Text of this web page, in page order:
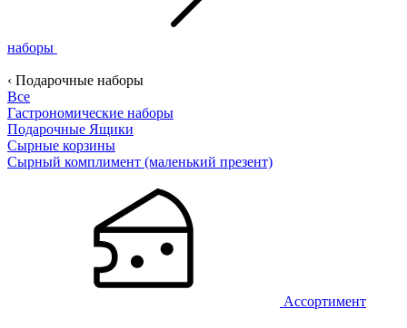
наборы
‹ Подарочные наборы
Все
Гастрономические наборы
Подарочные Ящики
Сырные корзины
Сырный комплимент (маленький презент)
Ассортимент